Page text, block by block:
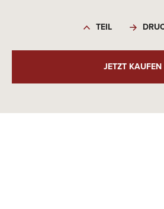
TEIL
JETZT KAUFEN